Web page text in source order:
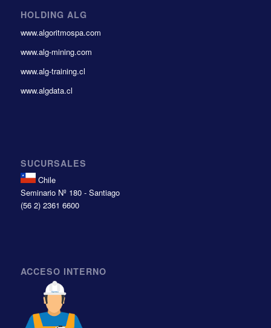
HOLDING ALG
www.algoritmospa.com
www.alg-mining.com
www.alg-training.cl
www.algdata.cl
SUCURSALES
Chile
Seminario Nº 180 - Santiago
(56 2) 2361 6600
ACCESO INTERNO